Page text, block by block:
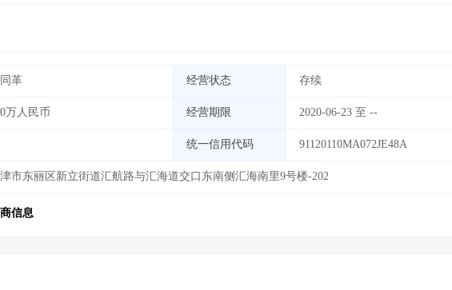
革 经营状态 存续
万人民币 经营期限 2020-06-23 至 --
统一信用代码 91120110MA072JE48A
市东丽区新立街道汇航路与汇海道交口东南侧汇海南里9号楼-202
信息